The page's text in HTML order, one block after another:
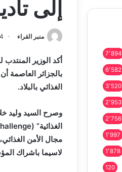
إلى
منبر القراء
أكد الوزير
بالجزائر العاصمة
الغذائي بالبلاد.
الغذائية” (
مجال الأمن
لاسيما باشراك
7٬894
6٬582
3٬520
2٬953
2٬756
1٬997
1٬878
120